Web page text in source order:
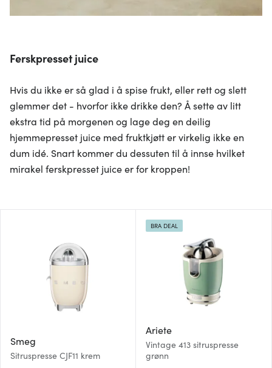
Ferskpresset juice
Hvis du ikke er så glad i å spise frukt, eller rett og slett
glemmer det - hvorfor ikke drikke den? Å sette av litt
ekstra tid på morgenen og lage deg en deilig
hjemmepresset juice med fruktkjøtt er virkelig ikke en
dum idé. Snart kommer du dessuten til å innse hvilket
mirakel ferskpresset juice er for kroppen!
Smeg
Sitruspresse CJF11 krem
Ariete
Vintage 413 sitruspresse
grønn
BRA DEAL